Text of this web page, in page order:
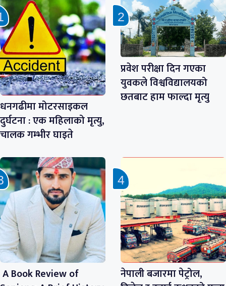
धनगढीमा मोटरसाइकल
दुर्घटना : एक महिलाको मृत्यु,
चालक गम्भीर घाइते
प्रवेश परीक्षा दिन गएका
युवकले विश्वविद्यालयको
छतबाट हाम फाल्दा मृत्यु
A Book Review of
नेपाली बजारमा पेट्रोल,